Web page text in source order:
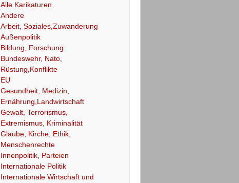
Alle Karikaturen
Andere
Arbeit, Soziales,Zuwanderung
Außenpolitik
Bildung, Forschung
Bundeswehr, Nato,
Rüstung,Konflikte
EU
Gesundheit, Medizin,
Ernährung,Landwirtschaft
Gewalt, Terrorismus,
Extremismus, Kriminalität
Glaube, Kirche, Ethik,
Menschenrechte
Innenpolitik, Parteien
Internationale Politik
Internationale Wirtschaft und